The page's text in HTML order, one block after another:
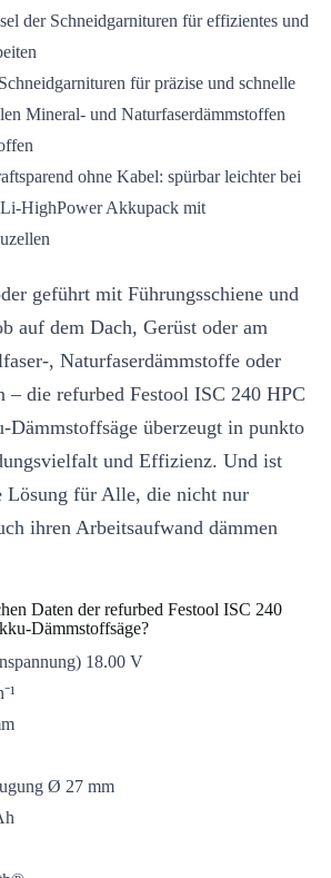
der Schneidgarnituren für effizientes und
für präzise und schnelle
Mineral- und Naturfaserdämmstoffen
ohne Kabel: spürbar leichter bei
HighPower Akkupack mit
geführt mit Führungsschiene und
auf dem Dach, Gerüst oder am
, Naturfaserdämmstoffe oder
– die refurbed Festool ISC 240 HPC
überzeugt in punkto
und Effizienz. Und ist
Lösung für Alle, die nicht nur
ihren Arbeitsaufwand dämmen
Daten der refurbed Festool ISC 240
Dämmstoffsäge?
18.00 V
Ø 27 mm